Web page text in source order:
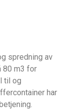
spredning av
80 m3 for
til og
har